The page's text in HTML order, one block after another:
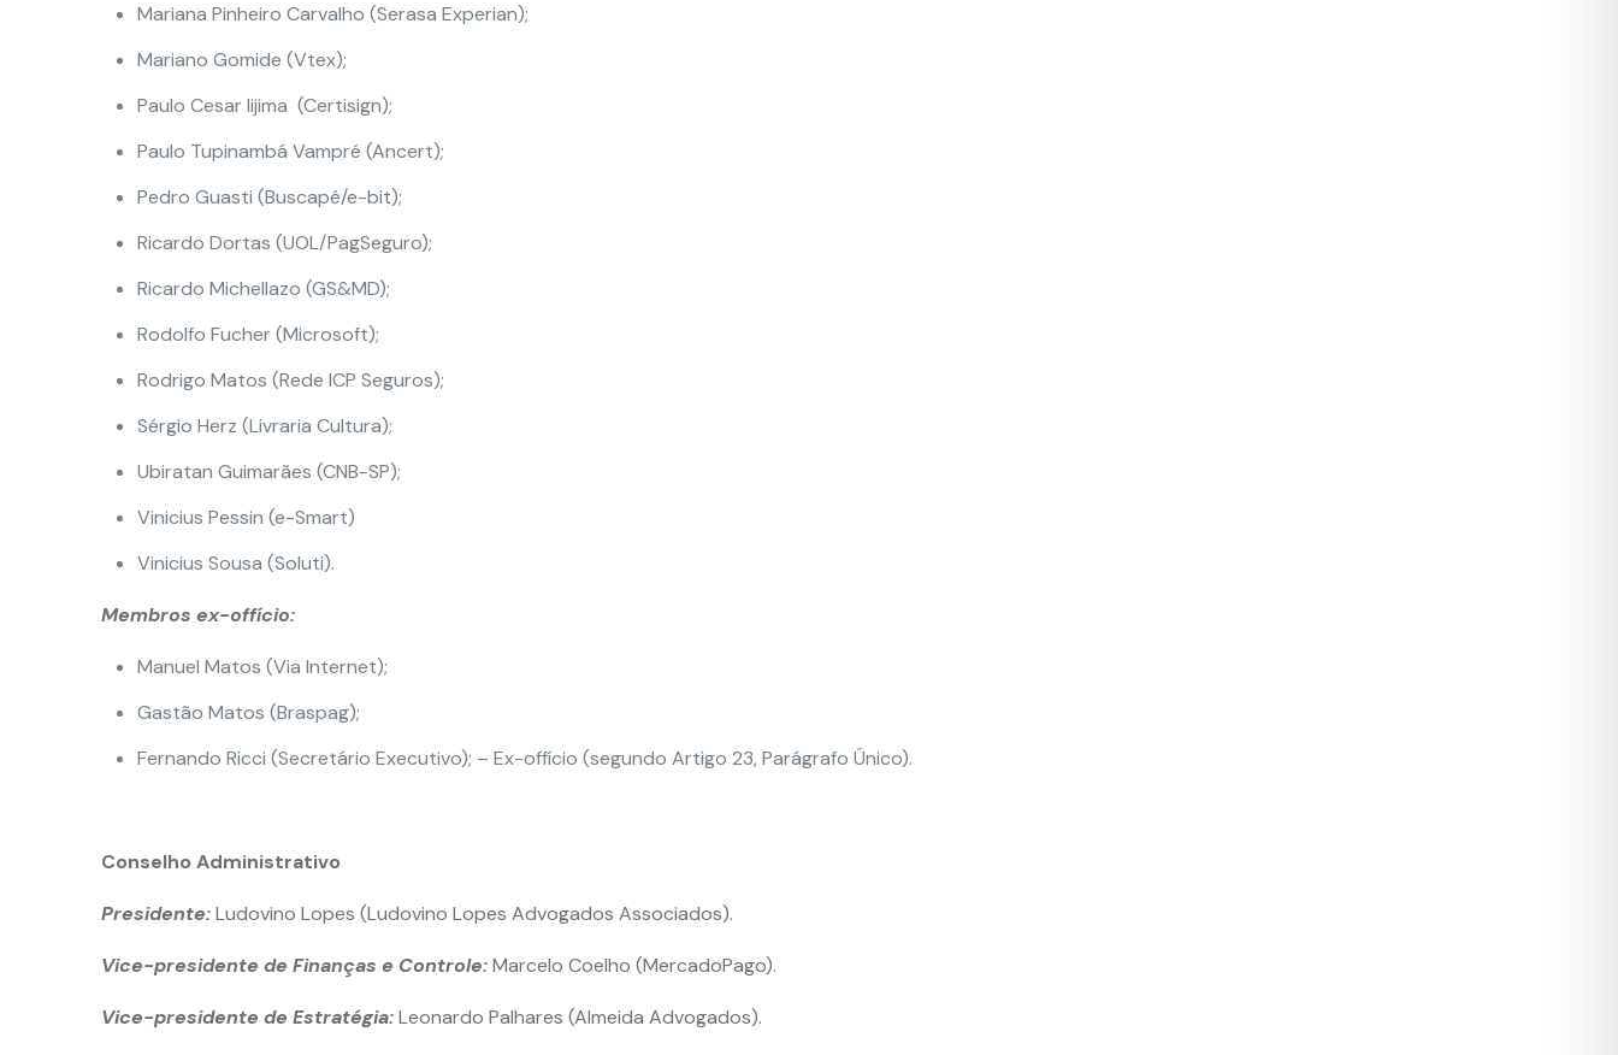
Mariana Pinheiro Carvalho (Serasa Experian);
Mariano Gomide (Vtex);
Paulo Cesar Iijima (Certisign);
Paulo Tupinambá Vampré (Ancert);
Pedro Guasti (Buscapé/e-bit);
Ricardo Dortas (UOL/PagSeguro);
Ricardo Michellazo (GS&MD);
Rodolfo Fucher (Microsoft);
Rodrigo Matos (Rede ICP Seguros);
Sérgio Herz (Livraria Cultura);
Ubiratan Guimarães (CNB-SP);
Vinicius Pessin (e-Smart)
Vinicius Sousa (Soluti).
Membros ex-offício:
Manuel Matos (Via Internet);
Gastão Matos (Braspag);
Fernando Ricci (Secretário Executivo); – Ex-offício (segundo Artigo 23, Parágrafo Único).
Conselho Administrativo
Presidente:Ludovino Lopes (Ludovino Lopes Advogados Associados).
Vice-presidente de Finanças e Controle:Marcelo Coelho (MercadoPago).
Vice-presidente de Estratégia:Leonardo Palhares (Almeida Advogados).